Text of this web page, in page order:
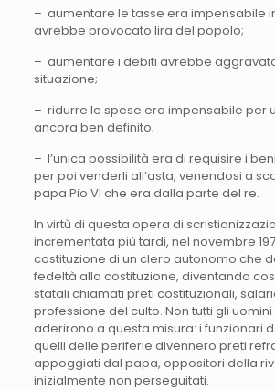
– aumentare le tasse era impensabile
avrebbe provocato lira del popolo;
– aumentare i debiti avrebbe
situazione;
– ridurre le spese era impensabile per
ancora ben definito;
– l’unica possibilità era di requisire i
per poi venderli all’asta, venendosi a
papa Pio VI che era dalla parte del re.
In virtù di questa opera di
incrementata più tardi, nel novembre
costituzione di un clero autonomo che
fedeltà alla costituzione, diventando
statali chiamati preti costituzionali,
professione del culto. Non tutti gli
aderirono a questa misura: i funzionari
quelli delle periferie divennero preti
appoggiati dal papa, oppositori della
inizialmente non perseguitati.